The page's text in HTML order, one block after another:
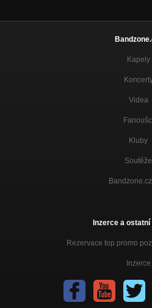
Kapely
Videa
Kluby
Soutěže
Inzerce a
Rezervace top promo
Inzerce